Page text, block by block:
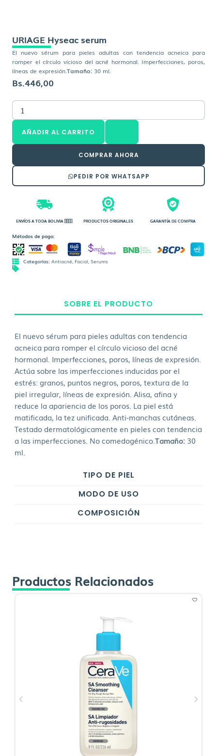
URIAGE Hyseac serum
El nuevo sérum para pieles adultas con tendencia acneica para
romper el círculo vicioso del acné hormonal. Imperfecciones, poros,
líneas de expresión.Tamaño: 30 ml.
Bs.446,00
URIAGE
Hyseac
serum
cantidad
AÑADIR AL CARRITO
COMPRAR AHORA
PEDIR POR WHATSAPP
ENVÍOS A TODA BOLIVIA 🇧🇴 PRODUCTOS ORIGINALES GARANTÍA DE COMPRA
Métodos de pago:
Categorías: Antiacné, Facial, Serums
SOBRE EL PRODUCTO
TIPO DE PIEL
MODO DE USO
COMPOSICIÓN
El nuevo sérum para pieles adultas con tendencia
acneica para romper el círculo vicioso del acné
hormonal. Imperfecciones, poros, líneas de expresión.
Actúa sobre las imperfecciones inducidas por el
estrés: granos, puntos negros, poros, textura de la
piel irregular, líneas de expresión. Alisa, afina y
reduce la apariencia de los poros. La piel está
matificada, la tez unificada. Anti-manchas cutáneas.
Testado dermatológicamente en pieles con tendencia
a las imperfecciones. No comedogénico.Tamaño: 30
ml.
Productos Relacionados